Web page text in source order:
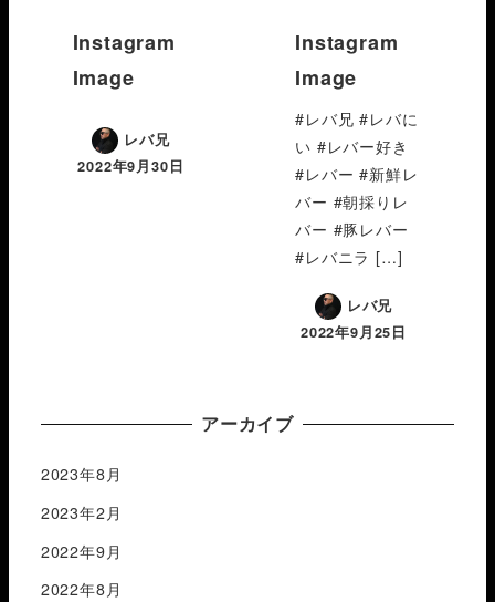
Instagram
Image
レバ兄
2022年9月30日
Instagram
Image
#レバ兄 #レバに
い #レバー好き
#レバー #新鮮レ
バー #朝採りレ
バー #豚レバー
#レバニラ […]
レバ兄
2022年9月25日
アーカイブ
2023年8月
2023年2月
2022年9月
2022年8月